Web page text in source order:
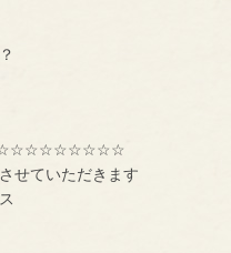
せていただきます
ス